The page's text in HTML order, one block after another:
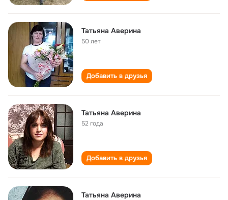
Татьяна Аверина
50 лет
Добавить в друзья
Татьяна Аверина
52 года
Добавить в друзья
Татьяна Аверина